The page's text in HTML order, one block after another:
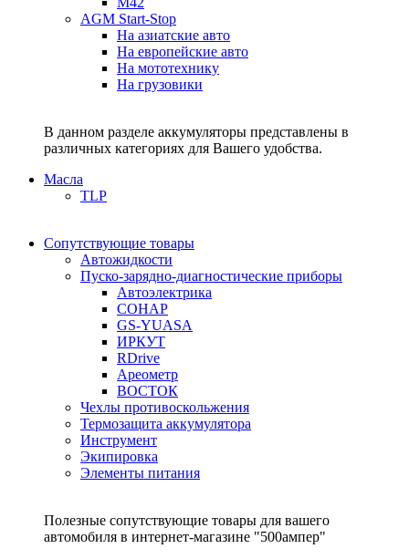
AGM Start-Stop
На азиатские авто
На европейские авто
На мототехнику
На грузовики
В данном разделе аккумуляторы представлены в
различных категориях для Вашего удобства.
Масла
TLP
Сопутствующие товары
Автожидкости
Пуско-зарядно-диагностические приборы
Автоэлектрика
СОНАР
GS-YUASA
ИРКУТ
RDrive
Ареометр
ВОСТОК
Чехлы противоскольжения
Термозащита аккумулятора
Инструмент
Экипировка
Элементы питания
Полезные сопутствующие товары для вашего
автомобиля в интернет-магазине "500ампер"